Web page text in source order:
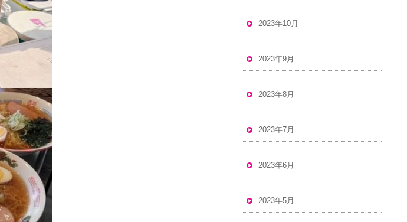
2023年10月
2023年9月
2023年8月
2023年7月
2023年6月
2023年5月